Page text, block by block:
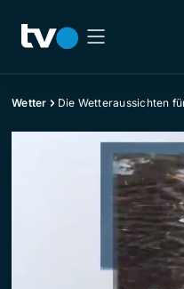
Wetter Die Wetteraussichten